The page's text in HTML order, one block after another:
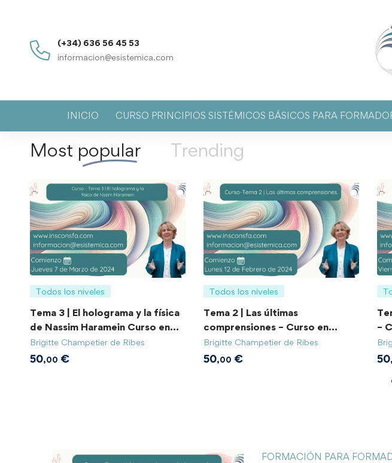
(+34) 636 56 45 53
informacion@esistemica.com
INICIO CURSO PRINCIPIOS SISTÉMICOS BÁSICOS PARA
Most popular Trending
Todos los niveles
Tema 3 | El holograma y la física
de Nassim Haramein Curso en
Diferido/Grabado
Brigitte Champetier de Ribes
50,00 €
Todos los niveles
Tema 2 | Las últimas
comprensiones – Curso en
Diferido/Grabado
Brigitte Champetier de Ribes
50,00 €
–
50
FORMACIÓN PARA